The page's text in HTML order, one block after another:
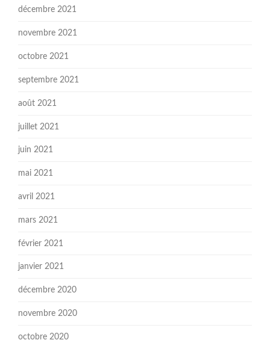
décembre 2021
novembre 2021
octobre 2021
septembre 2021
août 2021
juillet 2021
juin 2021
mai 2021
avril 2021
mars 2021
février 2021
janvier 2021
décembre 2020
novembre 2020
octobre 2020